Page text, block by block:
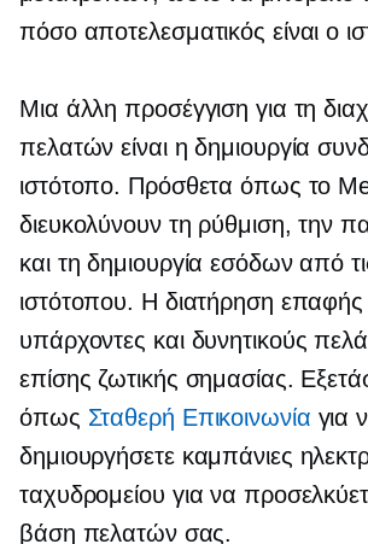
πόσο αποτελεσματικός είναι ο
Μια άλλη προσέγγιση για τη
πελατών είναι η δημιουργία
ιστότοπο. Πρόσθετα όπως το
διευκολύνουν τη ρύθμιση, την
και τη δημιουργία εσόδων από
ιστότοπου. Η διατήρηση
υπάρχοντες και δυνητικούς
επίσης ζωτικής σημασίας.
όπως Σταθερή Επικοινωνία για
δημιουργήσετε καμπάνιες
ταχυδρομείου για να
βάση πελατών σας.